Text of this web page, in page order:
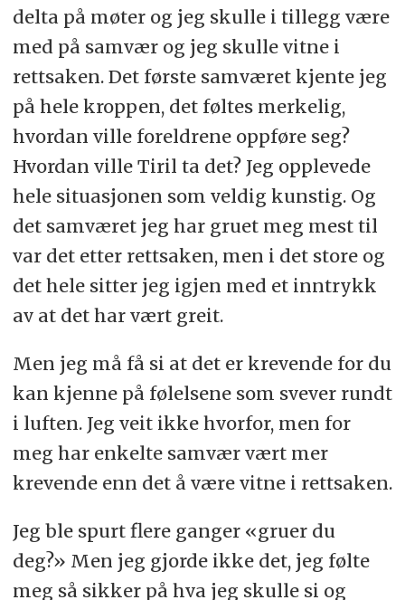
delta på møter og jeg skulle i tillegg være
med på samvær og jeg skulle vitne i
rettsaken. Det første samværet kjente jeg
på hele kroppen, det føltes merkelig,
hvordan ville foreldrene oppføre seg?
Hvordan ville Tiril ta det? Jeg opplevede
hele situasjonen som veldig kunstig. Og
det samværet jeg har gruet meg mest til
var det etter rettsaken, men i det store og
det hele sitter jeg igjen med et inntrykk
av at det har vært greit.
Men jeg må få si at det er krevende for du
kan kjenne på følelsene som svever rundt
i luften. Jeg veit ikke hvorfor, men for
meg har enkelte samvær vært mer
krevende enn det å være vitne i rettsaken.
Jeg ble spurt flere ganger «gruer du
deg?» Men jeg gjorde ikke det, jeg følte
meg så sikker på hva jeg skulle si og